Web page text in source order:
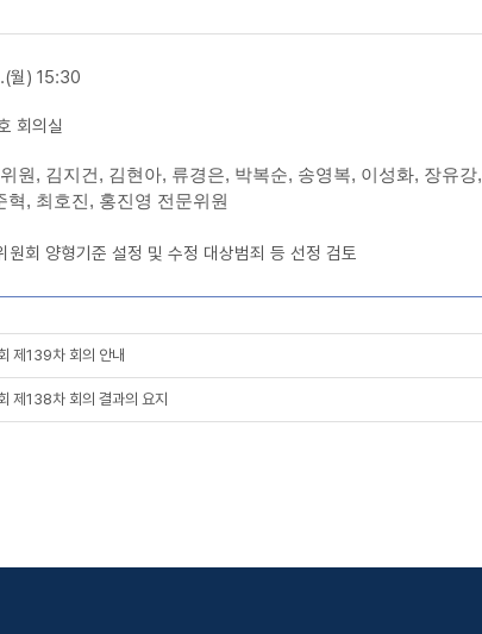
월) 15:30
회의실
원, 김지건, 김현아, 류경은, 박복순, 송영복, 이성화, 장유강,
호진, 홍진영 전문위원
원회 양형기준 설정 및 수정 대상범죄 등 선정 검토
제139차 회의 안내
제138차 회의 결과의 요지